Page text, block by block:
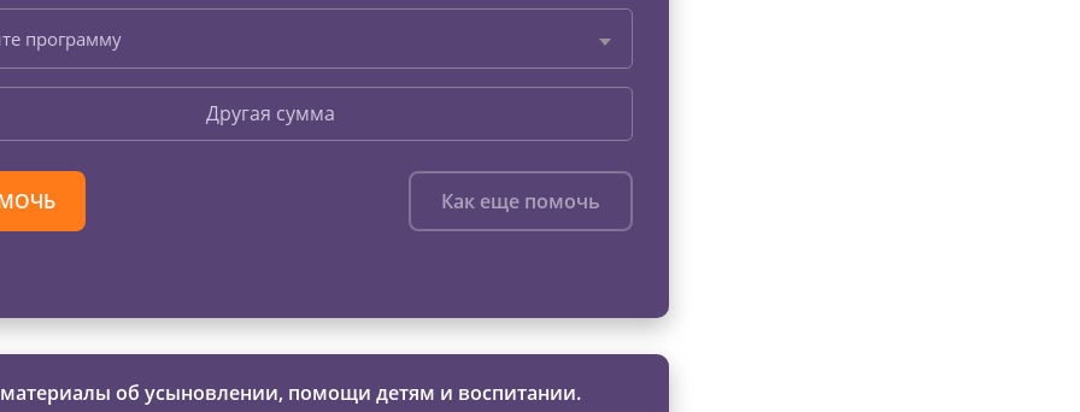
программу
Другая сумма
Как еще помочь
об усыновлении, помощи детям и воспитании.